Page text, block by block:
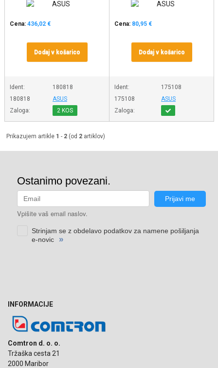
Cena: 436,02 €
Dodaj v košarico
Ident:
180818
180818
ASUS
Zaloga:
2 KOS
Cena: 80,95 €
Dodaj v košarico
Ident:
175108
175108
ASUS
Zaloga:
Prikazujem artikle 1 - 2 (od 2 artiklov)
INFORMACIJE
Comtron d. o. o.
Tržaška cesta 21
2000 Maribor